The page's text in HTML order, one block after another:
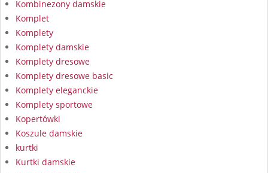
Kombinezony damskie
Komplet
Komplety
Komplety damskie
Komplety dresowe
Komplety dresowe basic
Komplety eleganckie
Komplety sportowe
Kopertówki
Koszule damskie
kurtki
Kurtki damskie